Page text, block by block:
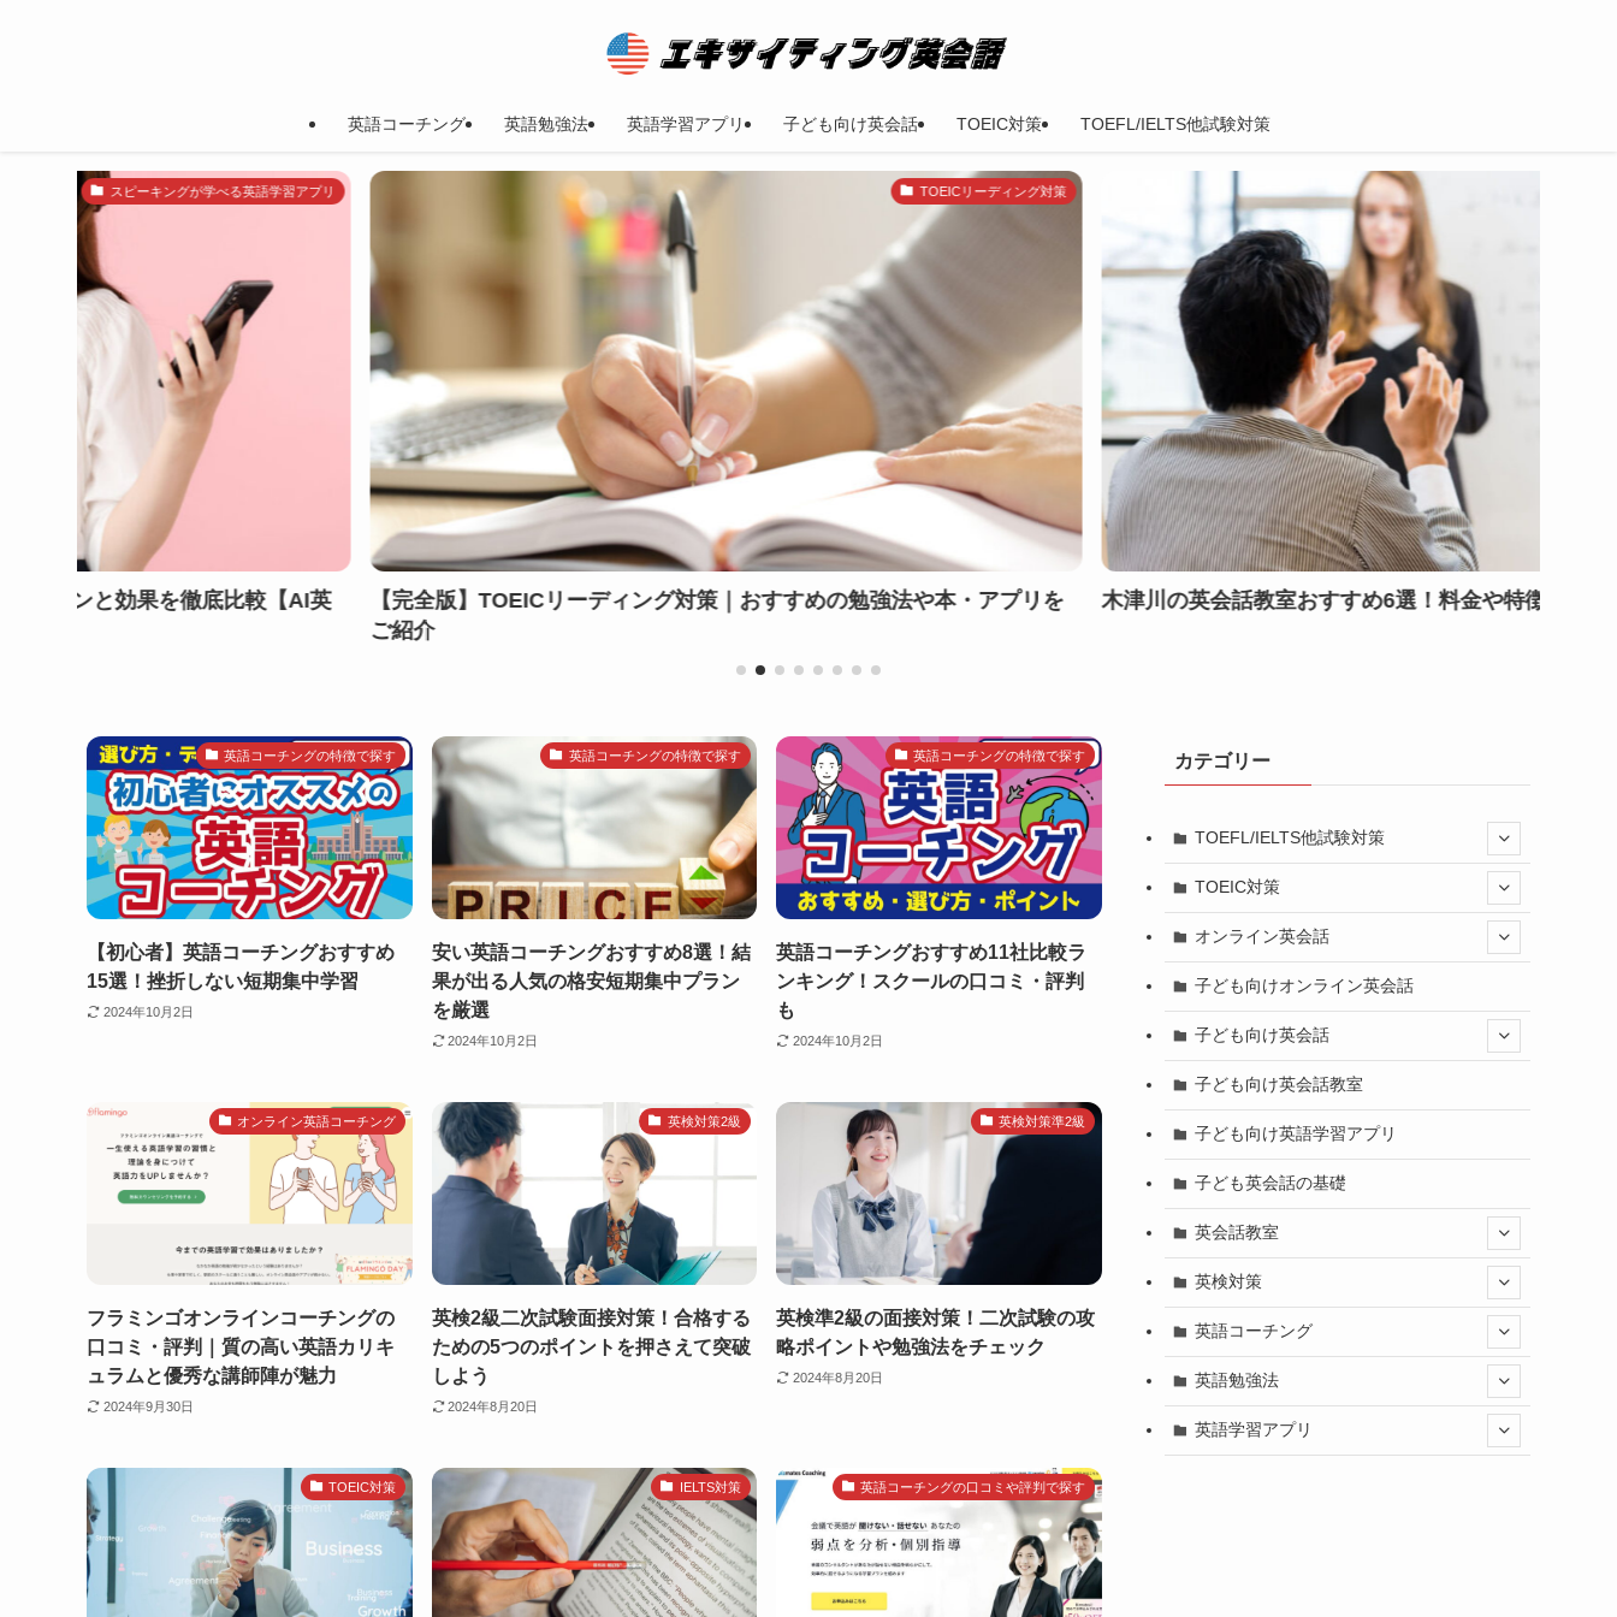
英語コーチング 英語勉強法 英語学習アプリ 子ども向け英会話 TOEIC対策 TOEFL/IELTS他試験対策
リーディング対策｜おすすめの勉強法や本・アプリを 木津川の英会話教室おすすめ6選！料金や特徴・失敗しない選び方も 社会人が英検を受験する5つの
英語コーチングの特徴で探す
【初心者】英語コーチングおすすめ
15選！挫折しない短期集中学習
2024年10月2日
英語コーチングの特徴で探す
安い英語コーチングおすすめ8選！結
果が出る人気の格安短期集中プラン
を厳選
2024年10月2日
英語コーチングの特徴で探す
英語コーチングおすすめ11社比較ラ
ンキング！スクールの口コミ・評判
も
2024年10月2日
オンライン英語コーチング
フラミンゴオンラインコーチングの
口コミ・評判｜質の高い英語カリキ
ュラムと優秀な講師陣が魅力
2024年9月30日
英検対策2級
英検2級二次試験面接対策！合格する
ための5つのポイントを押さえて突破
しよう
2024年8月20日
英検対策準2級
英検準2級の面接対策！二次試験の攻
略ポイントや勉強法をチェック
2024年8月20日
TOEIC対策 IELTS対策 英語コーチングの口コミや評判で探す
カテゴリー
TOEFL/IELTS他試験対策
TOEIC対策
オンライン英会話
子ども向けオンライン英会話
子ども向け英会話
子ども向け英会話教室
子ども向け英語学習アプリ
子ども英会話の基礎
英会話教室
英検対策
英語コーチング
英語勉強法
英語学習アプリ